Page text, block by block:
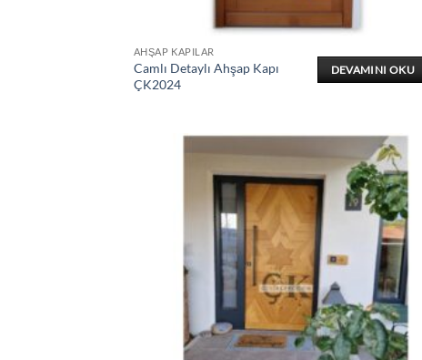
AHŞAP KAPILAR
Camlı Detaylı Ahşap Kapı
ÇK2024
DEVAMINI OKU